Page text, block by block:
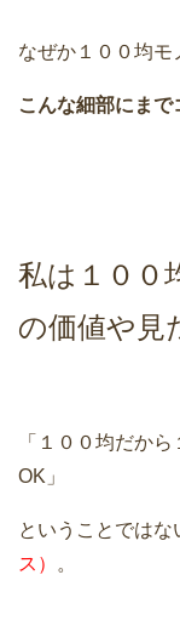
なぜか１００均モ
こんな細部にまで
私は１００
の価値や見
「１００均だか
OK」
ということではな
ス）
。